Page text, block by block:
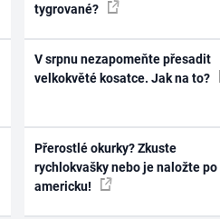
tygrované?
V srpnu nezapomeňte přesadit
velkokvěté kosatce. Jak na to?
Přerostlé okurky? Zkuste
rychlokvašky nebo je naložte po
americku!